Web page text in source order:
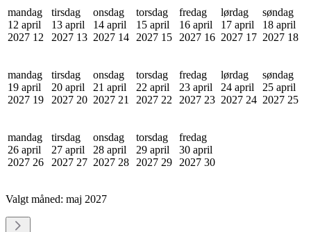
mandag
12 april
2027 12
tirsdag
13 april
2027 13
onsdag
14 april
2027 14
torsdag
15 april
2027 15
fredag
16 april
2027 16
lørdag
17 april
2027 17
søndag
18 april
2027 18
mandag
19 april
2027 19
tirsdag
20 april
2027 20
onsdag
21 april
2027 21
torsdag
22 april
2027 22
fredag
23 april
2027 23
lørdag
24 april
2027 24
søndag
25 april
2027 25
mandag
26 april
2027 26
tirsdag
27 april
2027 27
onsdag
28 april
2027 28
torsdag
29 april
2027 29
fredag
30 april
2027 30
Valgt måned: maj 2027